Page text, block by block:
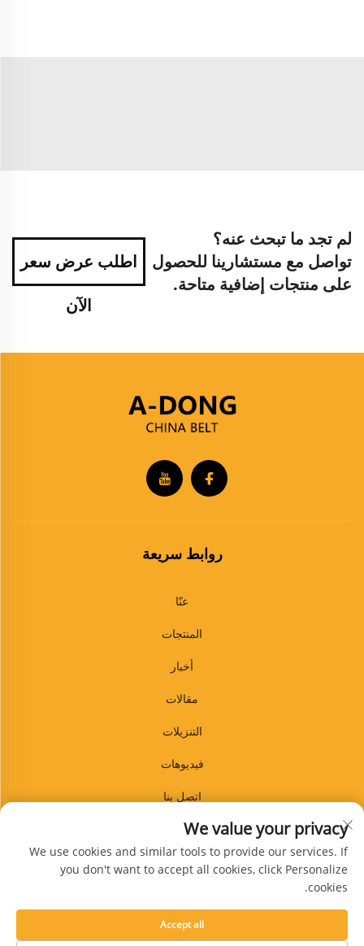
لم تجد ما تبحث عنه؟
تواصل مع مستشارينا للحصول
على منتجات إضافية متاحة.
اطلب عرض سعر
الآن
روابط سريعة
عنّا
المنتجات
أخبار
مقالات
التنزيلات
فيديوهات
اتصل بنا
مدونة
We value your privacy
We use cookies and similar tools to provide our services. If
you don't want to accept all cookies, click Personalize
cookies.
Accept all